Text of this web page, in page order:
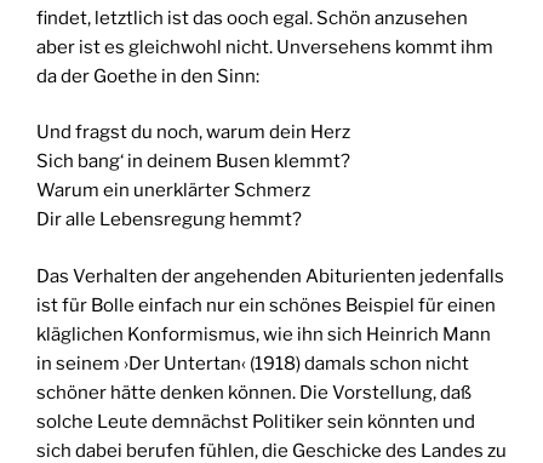
findet, letztlich ist das ooch egal. Schön anzusehen
aber ist es gleichwohl nicht. Unversehens kommt ihm
da der Goethe in den Sinn:
Und fragst du noch, warum dein Herz
Sich bang‘ in deinem Busen klemmt?
Warum ein unerklärter Schmerz
Dir alle Lebensregung hemmt?
Das Verhalten der angehenden Abiturienten jedenfalls
ist für Bolle einfach nur ein schönes Beispiel für einen
kläglichen Konformismus, wie ihn sich Heinrich Mann
in seinem ›Der Untertan‹ (1918) damals schon nicht
schöner hätte denken können. Die Vorstellung, daß
solche Leute demnächst Politiker sein könnten und
sich dabei berufen fühlen, die Geschicke des Landes zu